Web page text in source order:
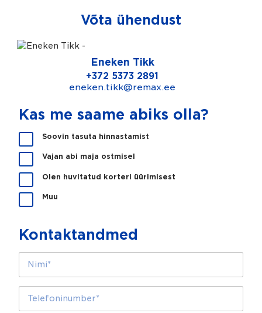
Võta ühendust
Eneken Tikk
+372 5373 2891
eneken.tikk@remax.ee
Kas me saame abiks olla?
K
a
m
s
a
e
Soovin tasuta hinnastamist
Vajan abi maja ostmisel
Olen huvitatud korteri üürimisest
Muu
Kontaktandmed
N
m
i
T